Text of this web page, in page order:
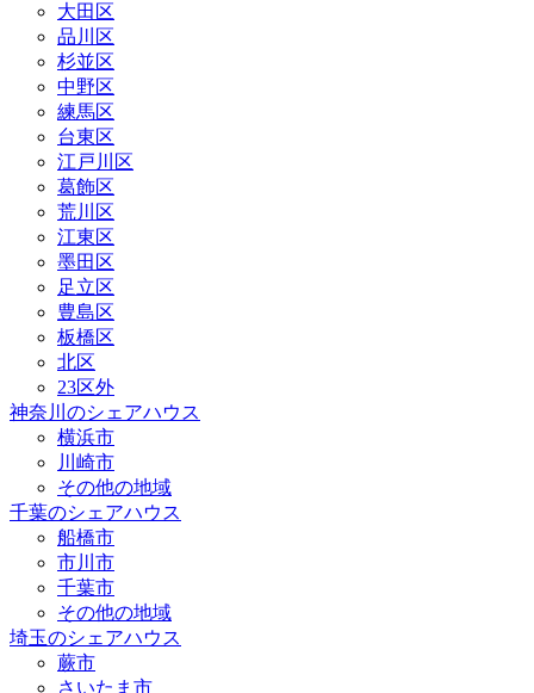
大田区
品川区
杉並区
中野区
練馬区
台東区
江戸川区
葛飾区
荒川区
江東区
墨田区
足立区
豊島区
板橋区
北区
23区外
神奈川のシェアハウス
横浜市
川崎市
その他の地域
千葉のシェアハウス
船橋市
市川市
千葉市
その他の地域
埼玉のシェアハウス
蕨市
さいたま市